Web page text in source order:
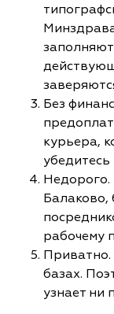
Минздрава
Без
курьера,
Балаково,
рабочему
базах.
узнает ни